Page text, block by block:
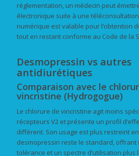
réglementation, un médecin peut
électronique suite à une
numérique est valable pour l’obtention
tout en restant conforme au Code de la
Desmopressin vs autres
antidiurétiques
Comparaison avec le
vincristine (Hydrogogue)
Le chlorure de vincristine agit moins
récepteurs V2 et présente un profil
différent. Son usage est plus restreint
desmopressin reste le standard, offrant
tolérance et un spectre d’utilisation plus